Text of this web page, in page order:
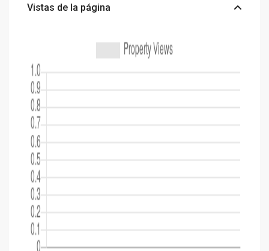
Vistas de la página